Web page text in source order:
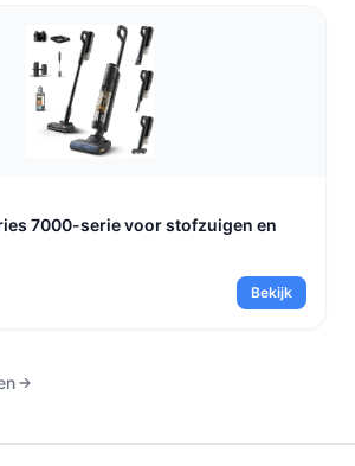
7000-serie voor stofzuigen en
Bekijk